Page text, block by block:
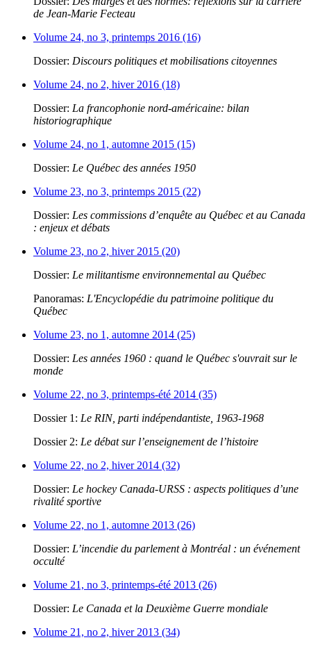
de Jean-Marie Fecteau
Volume 24, no 3, printemps 2016 (16)
Dossier: Discours politiques et mobilisations citoyennes
Volume 24, no 2, hiver 2016 (18)
Dossier: La francophonie nord-américaine: bilan
historiographique
Volume 24, no 1, automne 2015 (15)
Dossier: Le Québec des années 1950
Volume 23, no 3, printemps 2015 (22)
Dossier: Les commissions d’enquête au Québec et au Canada
: enjeux et débats
Volume 23, no 2, hiver 2015 (20)
Dossier: Le militantisme environnemental au Québec
Panoramas: L'Encyclopédie du patrimoine politique du
Québec
Volume 23, no 1, automne 2014 (25)
Dossier: Les années 1960 : quand le Québec s'ouvrait sur le
monde
Volume 22, no 3, printemps-été 2014 (35)
Dossier 1: Le RIN, parti indépendantiste, 1963-1968
Dossier 2: Le débat sur l’enseignement de l’histoire
Volume 22, no 2, hiver 2014 (32)
Dossier: Le hockey Canada-URSS : aspects politiques d’une
rivalité sportive
Volume 22, no 1, automne 2013 (26)
Dossier: L’incendie du parlement à Montréal : un événement
occulté
Volume 21, no 3, printemps-été 2013 (26)
Dossier: Le Canada et la Deuxième Guerre mondiale
Volume 21, no 2, hiver 2013 (34)